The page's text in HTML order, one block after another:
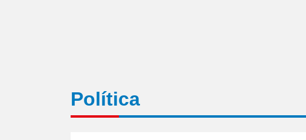
Política